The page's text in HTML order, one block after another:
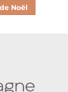
Noël